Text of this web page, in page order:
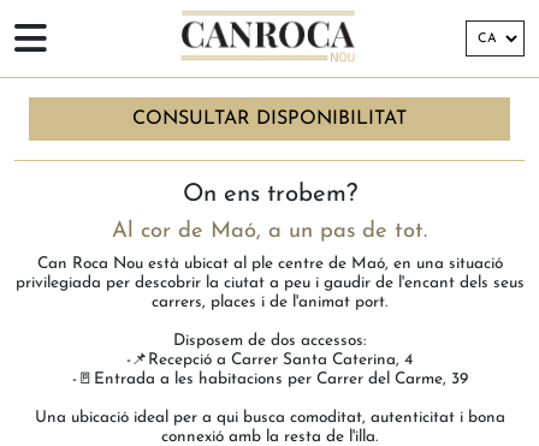
CONSULTAR DISPONIBILITAT
On ens trobem?
Al cor de Maó, a un pas de tot.
Can Roca Nou està ubicat al ple centre de Maó, en una situació
privilegiada per descobrir la ciutat a peu i gaudir de l'encant dels seus
carrers, places i de l'animat port.
Disposem de dos accessos:
-📌Recepció a Carrer Santa Caterina, 4
-🚪Entrada a les habitacions per Carrer del Carme, 39
Una ubicació ideal per a qui busca comoditat, autenticitat i bona
connexió amb la resta de l'illa.